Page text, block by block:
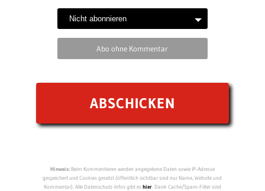
Abo ohne Kommentar
Hinweis:Beim Kommentieren werden angegebene Daten sowie IP-Adresse
gespeichert und Cookies gesetzt (öffentlich sichtbar sind nur Name, Website und
Kommentar). Alle Datenschutz-Infos gibt eshier. Dank Cache/Spam-Filter sind